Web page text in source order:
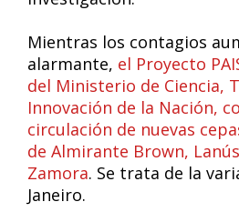
Mientras los contagios
alarmante, el Proyecto
del Ministerio de Ciencia,
Innovación de la Nación,
circulación de nuevas
de Almirante Brown,
Zamora. Se trata de la
Janeiro.